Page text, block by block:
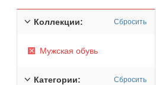
Коллекции: Сбросить
Мужская обувь
Категории: Сбросить